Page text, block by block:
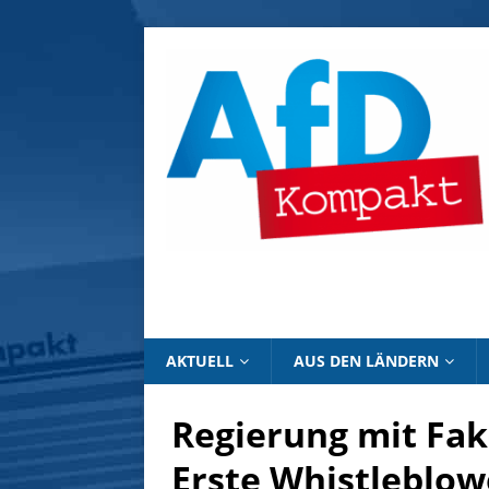
AKTUELL AUS DEN LÄNDERN
Regierung mit
Erste